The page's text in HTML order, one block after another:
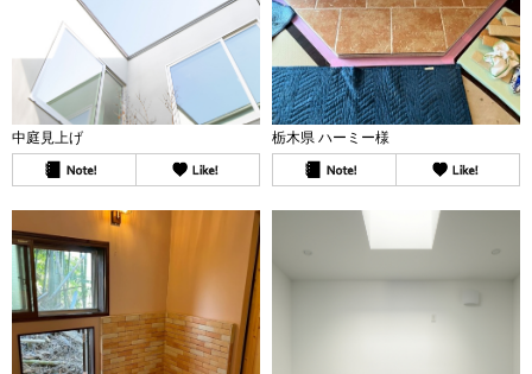
中庭見上げ 栃木県 ハーミー様